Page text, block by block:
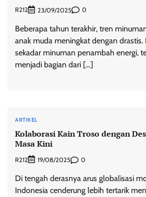
R212 23/09/2025 0
Beberapa tahun terakhir, tren
anak muda meningkat dengan drastis.
sekadar minuman penambah energi,
menjadi bagian dari […]
ARTIKEL
Kolaborasi Kain Troso dengan
Masa Kini
R212 19/08/2025 0
Di tengah derasnya arus globalisasi
Indonesia cenderung lebih tertarik